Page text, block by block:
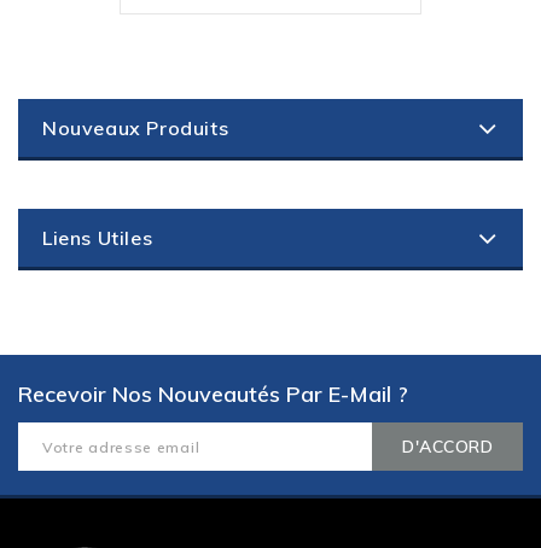
Nouveaux Produits
Liens Utiles
Recevoir Nos Nouveautés Par E-Mail ?